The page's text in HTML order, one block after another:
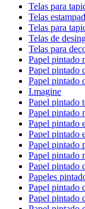
Telas para
Telas
Telas para
Telas de
Telas para
Papel pintado
Papel pintado
Papel pintado
I.magine
Papel pintado
Papel pintado
Papel pintado
Papel pintado
Papel pintado
Papel pintado
Papel pintado
Papeles
Papel pintado
Papel pintado